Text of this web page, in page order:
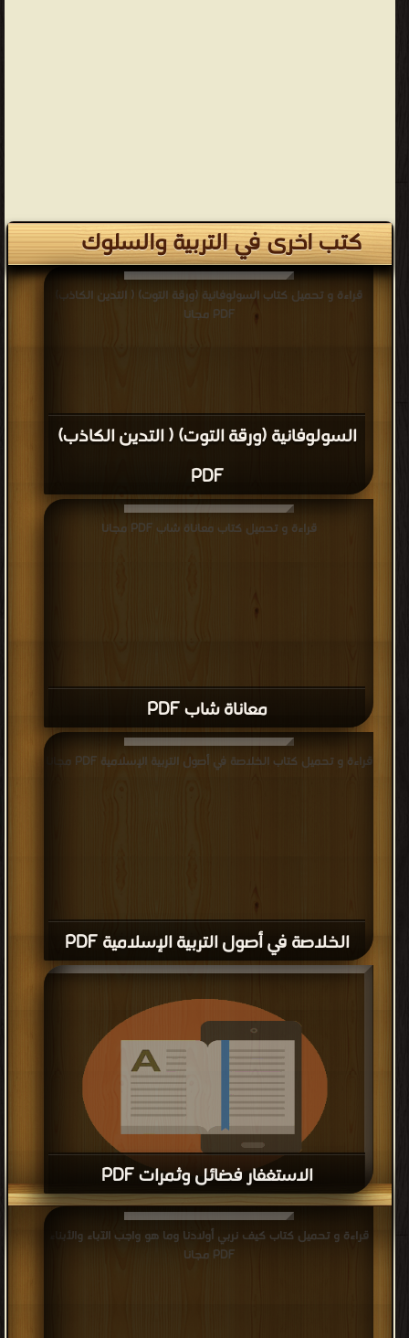
كتب اخرى في التربية والسلوك
السولوفانية (ورقة التوت) ( التدين الكاذب)
PDF
قراءة و تحميل كتاب السولوفانية (ورقة التوت) ( التدين الكاذب)
PDF مجانا
معاناة شاب PDF
قراءة و تحميل كتاب معاناة شاب PDF مجانا
الخلاصة في أصول التربية الإسلامية PDF
قراءة و تحميل كتاب الخلاصة في أصول التربية الإسلامية PDF مجانا
الاستغفار فضائل وثمرات PDF
قراءة و تحميل كتاب الاستغفار فضائل وثمرات PDF مجانا
قراءة و تحميل كتاب كيف نربي أولادنا وما هو واجب الآباء والأبناء
PDF مجانا